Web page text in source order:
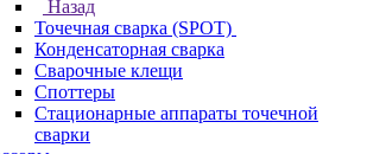
Назад
Точечная сварка (SPOT)
Конденсаторная сварка
Сварочные клещи
Споттеры
Стационарные аппараты точечной
сварки